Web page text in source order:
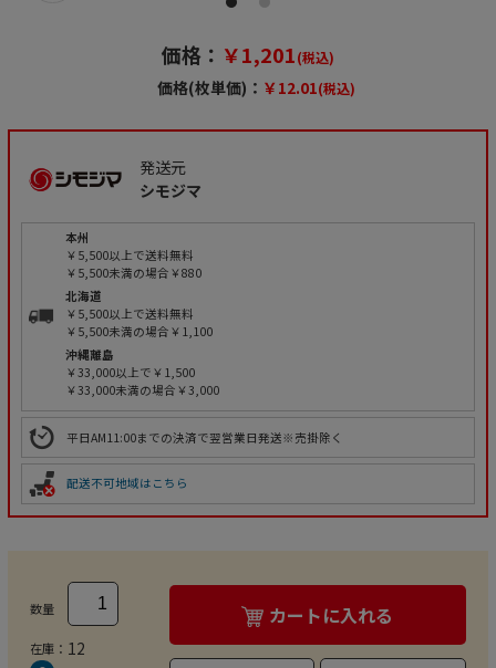
価格： ￥1,201(税込)
価格(枚単価)： ￥12.01(税込)
発送元
シモジマ
本州
￥5,500以上で送料無料
￥5,500未満の場合￥880
北海道
￥5,500以上で送料無料
￥5,500未満の場合￥1,100
沖縄離島
￥33,000以上で￥1,500
￥33,000未満の場合￥3,000
平日AM11:00までの決済で翌営業日発送※売掛除く
配送不可地域はこちら
数量
在庫： 12
カートに入れる